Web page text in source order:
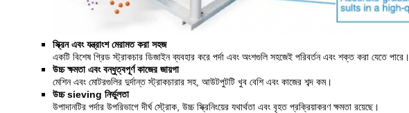
স্ক্রিন এবং যন্ত্রাংশ মেরামত করা সহজ
একটি বিশেষ গ্রিড স্ট্রাকচার ডিজাইন ব্যবহার করে পর্দা এবং অংশগুলি সহজেই পরিবর্তন এবং শক্ত করা যেতে পারে।
উচ্চ ক্ষমতা এবং বন্ধুত্বপূর্ণ কাজের জায়গা
মেশিন এবং মোটরগুলির দুর্দান্ত স্ট্রাকচারার সহ, আউটপুটটি খুব বেশি এবং কাজের শব্দ কম।
উচ্চ sieving নির্ভুলতা
উপাদানটির পর্দার উপরিভাগে দীর্ঘ স্ট্রোক, উচ্চ স্ক্রিনিংয়ের যথার্থতা এবং বৃহত প্রক্রিয়াকরণ ক্ষমতা রয়েছে।